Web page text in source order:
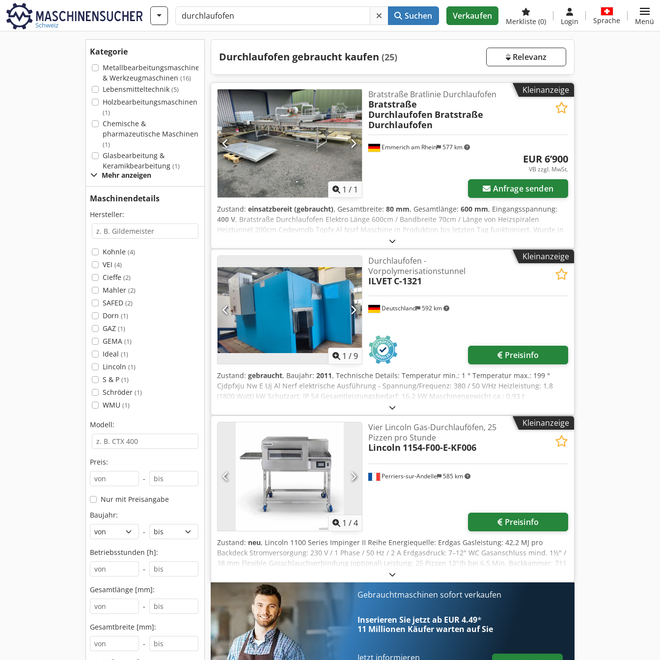
Schweiz
Suchen Verkaufen
Merkliste (0) Login Sprache Menü
Kategorie
Metallbearbeitungsmaschinen
& Werkzeugmaschinen (16)
Lebensmitteltechnik (5)
Holzbearbeitungsmaschinen
(1)
Chemische &
pharmazeutische Maschinen
(1)
Glasbearbeitung &
Keramikbearbeitung (1)
Mehr anzeigen
Maschinendetails
Hersteller:
Kohnle (4)
VEI (4)
Cieffe (2)
Mahler (2)
SAFED (2)
Dorn (1)
GAZ (1)
GEMA (1)
Ideal (1)
Lincoln (1)
S & P (1)
Schröder (1)
WMU (1)
Modell:
Preis:
-
Nur mit Preisangabe
Baujahr:
-
Betriebsstunden [h]:
-
Gesamtlänge [mm]:
-
Gesamtbreite [mm]:
-
Durchlaufofen gebraucht kaufen (25) Relevanz
Kleinanzeige
1 / 1
Emmerich am Rhein 577 km
Bratstraße Bratlinie Durchlaufofen
Bratstraße
Durchlaufofen Bratstraße
Durchlaufofen
EUR 6’900
VB zzgl. MwSt.
Anfrage senden
Zustand: einsatzbereit (gebraucht), Gesamtbreite: 80 mm, Gesamtlänge: 600 mm, Eingangsspannung:
400 V, Bratstraße Durchlaufofen Elektro Länge 600cm / Bandbreite 70cm / Länge von Heizspiralen
Heiztunnel 200cm Cedevmdb Topfx Al Nsrf Maschine in Produktion bis letzten Tag funktioniert. Wurde in
funktionierenden Zustand abgebaut Keine Elektrische Steuerung dabei. Steuerung fehlt. Sie müssen
selbst eine Steuerung für diese Linie bauen Verkauf ohne Gewährleistung ohne Garantie ohne
Kleinanzeige
1 /9
Deutschland 592 km
Durchlaufofen -
Vorpolymerisationstunnel
ILVET C-1321
Preisinfo
Zustand: gebraucht, Baujahr: 2011, Technische Details: Temperatur min.: 1 ° Temperatur max.: 199 °
Cjdpfxju Nw E Uj Al Nerf elektrische Ausführung - Spannung/Frequenz: 380 / 50 V/Hz Heizleistung: 1,8
(1800 Watt) kW Schutzart: IP 54 Gesamtleistungsbedarf: 16,2 kW Maschinengewicht ca.: 0,93 t
Abmessungen L x B x H: 2,85 x 2,0 x 1,4 m Vorpolymerisationstunnel - Wärmebehandlungstunnel
Anwendung: Trocknung für Wasch- und Lackierungsanlagen - Durchhlauf Verkauf wie steht und
beschrieben! weitere Merkmale: -empfohlene Temperatur laut Hersteller max. 80°C;
Sicherheitseinstellung 90°C; Heizung 230V -mit Kettenförderer/Zuführungslinie aus Teflon -Kettenbreite
200mm -max. Werkstückbreite 150mm Durchlauf B: 150 x H: 110mm, Laufhöhe 600mm; Betrieb Motor
SEW Eurodrive (Getriebemotor) Leistung 0,18kW Beschickung B x H: 500 x 800mm Entnahmetür B x H: 600
x 1200mm Begehtür B x H: 800 x 980mm mit Sicherheitsverriegelung Raumhöhe 1400mm *
Kleinanzeige
1 /4
Perriers-sur-Andelle 585 km
Vier Lincoln Gas-Durchlauföfen, 25
Pizzen pro Stunde
Lincoln 1154-F00-E-KF006
Preisinfo
Zustand: neu, Lincoln 1100 Series Impinger II Reihe Energiequelle: Erdgas Gasleistung: 42,2 MJ pro
Backdeck Stromversorgung: 230 V / 1 Phase / 50 Hz / 2 A Erdgasdruck: 7–12" WC Gasanschluss mind. 1½" /
38 mm Flexible Gasschlauchverbindung (optional) Leistung: 25 Pizzen 12"/h bei 6,5 Min. Backkammer: 711
mm Temperaturbereich: 121 °C bis 302 °C Backzeit: 1 bis 30 Minuten Förderbandbreite: 457 mm
Förderbandlänge: 1422 mm mit Produktauslaufstopp Eingangshöhe Förderband: 76,2 mm Vorderseitig
entnehmbares Förderband Csdpfx Aezcbz Hsl Nsrf Digitale Mikroprozessorsteuerung Verriegelbare
Einstellungen Edelstahl-Ausführung oben, vorn und seitlich Bis zu 3 Backkammern stapelbar
Mindestabstand hinten: 152 mm Mindestabstand rechts: 610 mm Abluft notwendig bei Gasmodellen
FastBake Technology (optional) Ein-/Austrittstabletts (optional) Split Belt 50/50 (optional) Abmessungen:
1422 × 991 × 1128 mm Lincoln 1154 Erdgas Durchlaufofen – kontrolliertes Dauergaren für Pizzeria &
Gastronomie Der Lincoln 1154-F00-E-KF006 ist Teil der 1100 Series Impinger II und wurde als
professioneller Durchlaufofen für den kontinuierlichen Einsatz in der Gastronomie entwickelt. Er eignet
Gebrauchtmaschinen sofort verkaufen
Inserieren Sie jetzt ab EUR 4.49*
11 Millionen Käufer warten auf Sie
Jetzt informieren